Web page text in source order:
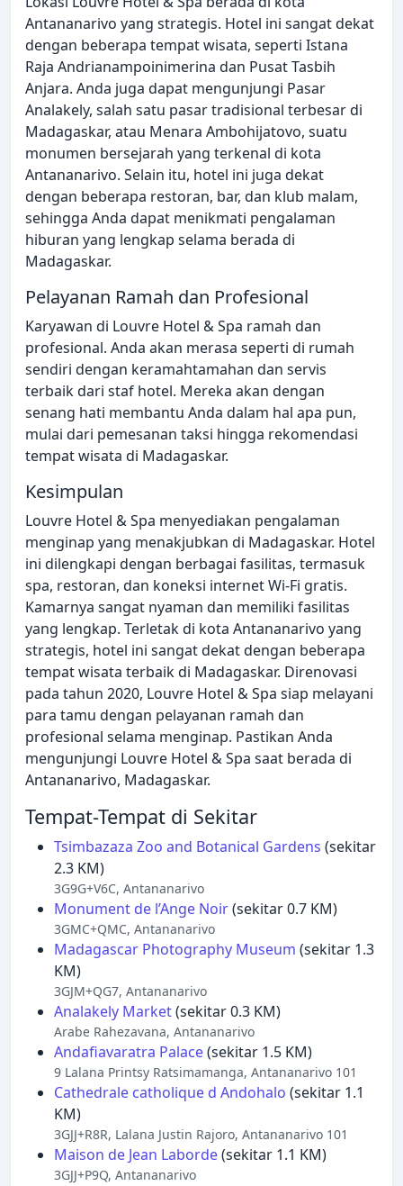
Antananarivo yang strategis. Hotel ini sangat dekat
dengan beberapa tempat wisata, seperti Istana
Raja Andrianampoinimerina dan Pusat Tasbih
Anjara. Anda juga dapat mengunjungi Pasar
Analakely, salah satu pasar tradisional terbesar di
Madagaskar, atau Menara Ambohijatovo, suatu
monumen bersejarah yang terkenal di kota
Antananarivo. Selain itu, hotel ini juga dekat
dengan beberapa restoran, bar, dan klub malam,
sehingga Anda dapat menikmati pengalaman
hiburan yang lengkap selama berada di
Madagaskar.
Pelayanan Ramah dan Profesional
Karyawan di Louvre Hotel & Spa ramah dan
profesional. Anda akan merasa seperti di rumah
sendiri dengan keramahtamahan dan servis
terbaik dari staf hotel. Mereka akan dengan
senang hati membantu Anda dalam hal apa pun,
mulai dari pemesanan taksi hingga rekomendasi
tempat wisata di Madagaskar.
Kesimpulan
Louvre Hotel & Spa menyediakan pengalaman
menginap yang menakjubkan di Madagaskar. Hotel
ini dilengkapi dengan berbagai fasilitas, termasuk
spa, restoran, dan koneksi internet Wi-Fi gratis.
Kamarnya sangat nyaman dan memiliki fasilitas
yang lengkap. Terletak di kota Antananarivo yang
strategis, hotel ini sangat dekat dengan beberapa
tempat wisata terbaik di Madagaskar. Direnovasi
pada tahun 2020, Louvre Hotel & Spa siap melayani
para tamu dengan pelayanan ramah dan
profesional selama menginap. Pastikan Anda
mengunjungi Louvre Hotel & Spa saat berada di
Antananarivo, Madagaskar.
Tempat-Tempat di Sekitar
Tsimbazaza Zoo and Botanical Gardens (sekitar
2.3 KM)
3G9G+V6C, Antananarivo
Monument de l’Ange Noir(sekitar 0.7 KM)
3GMC+QMC, Antananarivo
Madagascar Photography Museum (sekitar 1.3
KM)
3GJM+QG7, Antananarivo
Analakely Market(sekitar 0.3 KM)
Arabe Rahezavana, Antananarivo
Andafiavaratra Palace(sekitar 1.5 KM)
9 Lalana Printsy Ratsimamanga, Antananarivo 101
Cathedrale catholique d Andohalo (sekitar 1.1
KM)
3GJJ+R8R, Lalana Justin Rajoro, Antananarivo 101
Maison de Jean Laborde(sekitar 1.1 KM)
3GJJ+P9Q, Antananarivo